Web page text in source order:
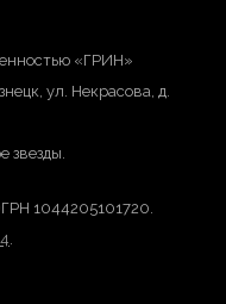
«ГРИН»
ул. Некрасова, д.
звезды.
1044205101720.